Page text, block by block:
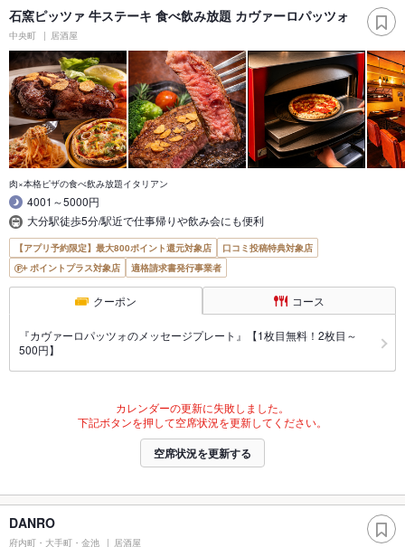
石窯ピッツァ 牛ステーキ 食べ飲み放題 カヴァーロパッツォ
中央町 居酒屋
肉×本格ピザの食べ飲み放題イタリアン
4001～5000円
大分駅徒歩5分/駅近で仕事帰りや飲み会にも便利
【アプリ予約限定】最大800ポイント還元対象店
口コミ投稿特典対象店
ポイントプラス対象店
適格請求書発行事業者
クーポン コース
『カヴァーロパッツォのメッセージプレート』【1枚目無料！2枚目～
500円】
カレンダーの更新に失敗しました。
下記ボタンを押して空席状況を更新してください。
空席状況を更新する
DANRO
府内町・大手町・金池 居酒屋